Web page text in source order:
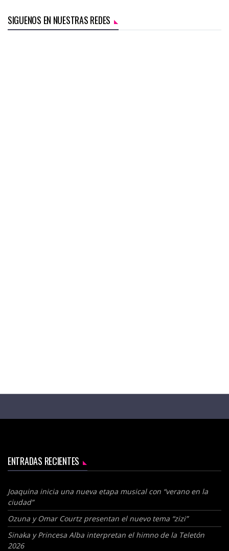
SIGUENOS EN NUESTRAS REDES
ENTRADAS RECIENTES
Joaquina inicia una nueva etapa musical con “verano en la
ciudad”
Ozuna y Omar Courtz presentan el nuevo tema “zizi”
Sinaka y Princesa Alba interpretan el himno de la Teletón
2026